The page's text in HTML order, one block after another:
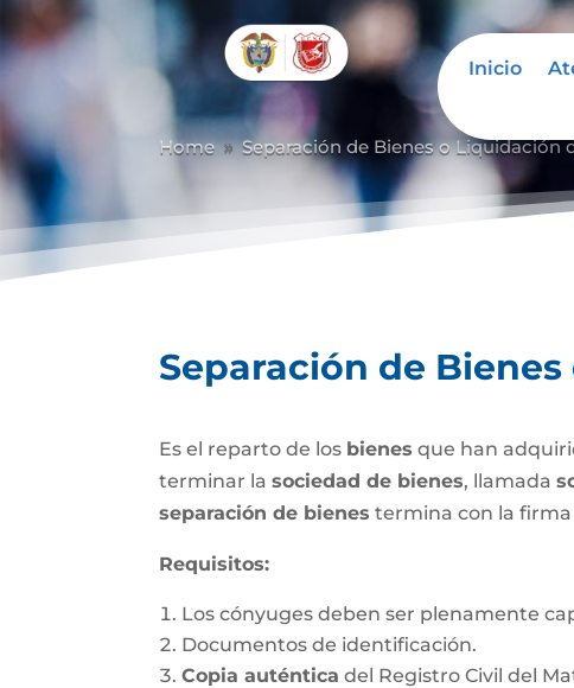
Abrir barra de herramientas
Inicio
Home 9 Separación de Bienes o Liquidación
Separación de
Es el reparto de los bienes que han
terminar lasociedad de bienes, llamada
separación de bienes termina con la
Requisitos:
Los cónyuges deben ser plenamente
Documentos de identificación.
Copia auténtica del Registro Civil del